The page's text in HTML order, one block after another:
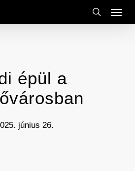
search
Menu
épül a
június 26.